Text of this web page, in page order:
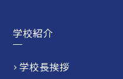
学校紹介
学校長挨拶